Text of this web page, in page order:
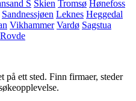
S Skien Tromsø Hønefoss
Sandnessjøen Leknes Heggedal
Vikhammer Vardø Sagstua
Rovde
på ett sted. Finn firmaer, steder